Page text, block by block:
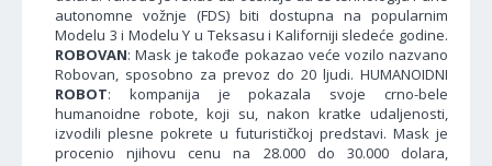
autonomne vožnje (FDS) biti dostupna na popularnim
Modelu 3 i Modelu Y u Teksasu i Kaliforniji sledeće godine.
ROBOVAN: Mask je takođe pokazao veće vozilo nazvano
Robovan, sposobno za prevoz do 20 ljudi. HUMANOIDNI
ROBOT: kompanija je pokazala svoje crno-bele
humanoidne robote, koji su, nakon kratke udaljenosti,
izvodili plesne pokrete u futurističkoj predstavi. Mask je
procenio njihovu cenu na 28.000 do 30.000 dolara,